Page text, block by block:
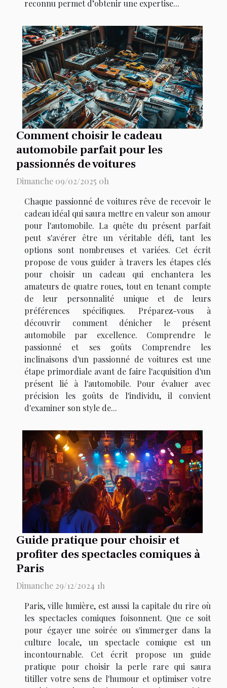
reconnu permet d’obtenir une expertise...
Comment choisir le cadeau
automobile parfait pour les
passionnés de voitures
Dimanche 09/02/2025 0h
Chaque passionné de voitures rêve de recevoir le
cadeau idéal qui saura mettre en valeur son amour
pour l'automobile. La quête du présent parfait
peut s'avérer être un véritable défi, tant les
options sont nombreuses et variées. Cet écrit
propose de vous guider à travers les étapes clés
pour choisir un cadeau qui enchantera les
amateurs de quatre roues, tout en tenant compte
de leur personnalité unique et de leurs
préférences spécifiques. Préparez-vous à
découvrir comment dénicher le présent
automobile par excellence. Comprendre le
passionné et ses goûts Comprendre les
inclinaisons d'un passionné de voitures est une
étape primordiale avant de faire l'acquisition d'un
présent lié à l'automobile. Pour évaluer avec
précision les goûts de l'individu, il convient
d'examiner son style de...
Guide pratique pour choisir et
profiter des spectacles comiques à
Paris
Dimanche 29/12/2024 1h
Paris, ville lumière, est aussi la capitale du rire où
les spectacles comiques foisonnent. Que ce soit
pour égayer une soirée ou s'immerger dans la
culture locale, un spectacle comique est un
incontournable. Cet écrit propose un guide
pratique pour choisir la perle rare qui saura
titiller votre sens de l'humour et optimiser votre